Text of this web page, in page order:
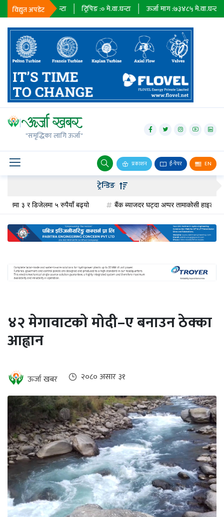
विद्युत अपडेट
मे.वा.घन्टा ट्रिपिङ : मे.वा.घन्टा ऊर्जा माग :७३४८५मे.वा.घन्टा
"समृद्धिका लागि ऊर्जा"
प्रकाशन ई-पेपर EN
जलविद्युत्
सोलार
वायु
बायोग्यास
पेट्रोलियम
अन्तर्राष्ट्रिय
ऊर्जा
दक्षता
खबर
हरित
इभी
सम्पादकीय
बैंक
पर्यटन
भिडियो
छापा
खोज
ट्रेन्डिङ
३ र डिजेलमा ५ रुपैयाँ बढ्यो बैंक ब्याजदर घट्दा अप्पर तामाकोसी हाइड्रोपावरको
४२ मेगावाटको मोदी–ए बनाउन ठेक्का
आह्वान
ऊर्जा खबर २०८० असार ३१